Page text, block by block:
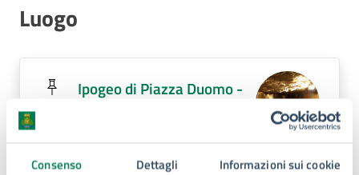
Consenso Dettagli Informazioni sui cookie
Luogo
Ipogeo di Piazza Duomo -